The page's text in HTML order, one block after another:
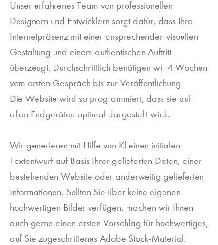
Unser erfahrenes Team von professionellen
Designern und Entwicklern sorgt dafür, dass Ihre
Internetpräsenz mit einer ansprechenden visuellen
Gestaltung und einem authentischen Auftritt
überzeugt. Durchschnittlich benötigen wir 4 Wochen
vom ersten Gespräch bis zur Veröffentlichung.
Die Website wird so programmiert, dass sie auf
allen Endgeräten optimal dargestellt wird.
Wir generieren mit Hilfe von Kl einen initialen
Textentwurf auf Basis Ihrer gelieferten Daten, einer
bestehenden Website oder anderweitig gelieferten
Informationen. Sollten Sie über keine eigenen
hochwertigen Bilder verfügen, machen wir Ihnen
auch gerne einen ersten Vorschlag für hochwertiges,
auf Sie zugeschnittenes Adobe Stock-Material.